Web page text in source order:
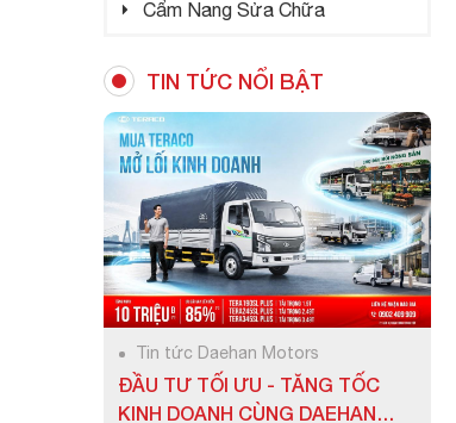
Cẩm Nang Sửa Chữa
TIN TỨC NỔI BẬT
Tin tức Daehan Motors
ĐẦU TƯ TỐI ƯU - TĂNG TỐC
KINH DOANH CÙNG DAEHAN